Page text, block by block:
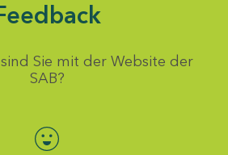
Sie mit der Website der
SAB?
Bewertung auswählen